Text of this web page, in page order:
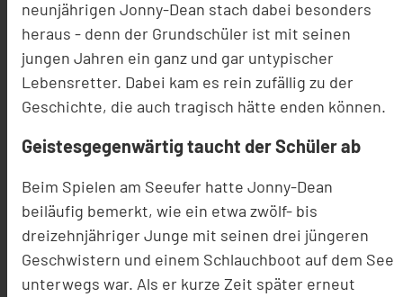
neunjährigen Jonny-Dean stach dabei besonders
heraus - denn der Grundschüler ist mit seinen
jungen Jahren ein ganz und gar untypischer
Lebensretter. Dabei kam es rein zufällig zu der
Geschichte, die auch tragisch hätte enden können.
Geistesgegenwärtig taucht der Schüler ab
Beim Spielen am Seeufer hatte Jonny-Dean
beiläufig bemerkt, wie ein etwa zwölf- bis
dreizehnjähriger Junge mit seinen drei jüngeren
Geschwistern und einem Schlauchboot auf dem See
unterwegs war. Als er kurze Zeit später erneut